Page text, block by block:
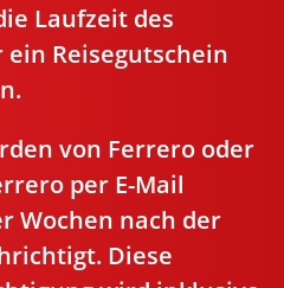
Laufzeit des
Reisegutschein
von Ferrero oder
per E-Mail
Wochen nach der
Diese